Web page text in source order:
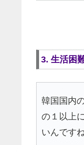
3. 生活困
韓国国内
の１以上
いんです